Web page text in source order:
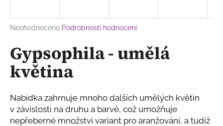
Průměrné
produktu
je
0,0
z
hvězdiček.
Neohodnoceno Podrobnosti hodnocení
Gypsophila - umělá
květina
Nabídka zahrnuje mnoho dalších umělých květin
v závislosti na druhu a barvě, což umožňuje
nepřeberné množství variant pro aranžování, a tudíž
j
t
?